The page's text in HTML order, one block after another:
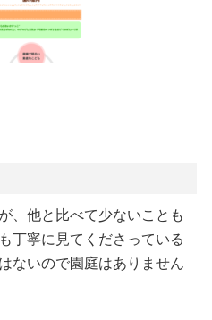
、他と比べて少ないことも
丁寧に見てくださっている
ないので園庭はありません